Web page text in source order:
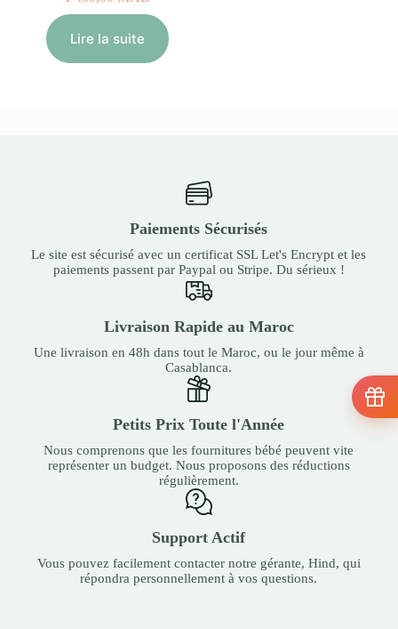
Lire la suite
Paiements Sécurisés
Le site est sécurisé avec un certificat SSL Let's Encrypt et les
paiements passent par Paypal ou Stripe. Du sérieux !
Livraison Rapide au Maroc
Une livraison en 48h dans tout le Maroc, ou le jour même à
Casablanca.
Petits Prix Toute l'Année
Nous comprenons que les fournitures bébé peuvent vite
représenter un budget. Nous proposons des réductions
régulièrement.
Support Actif
Vous pouvez facilement contacter notre gérante, Hind, qui
répondra personnellement à vos questions.